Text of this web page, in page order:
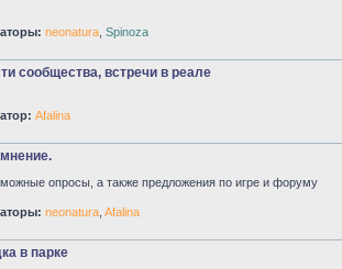
neonatura Spinoza
сообщества, встречи в реале
Afalina
опросы, а также предложения по игре и форуму
neonatura Afalina
в парке